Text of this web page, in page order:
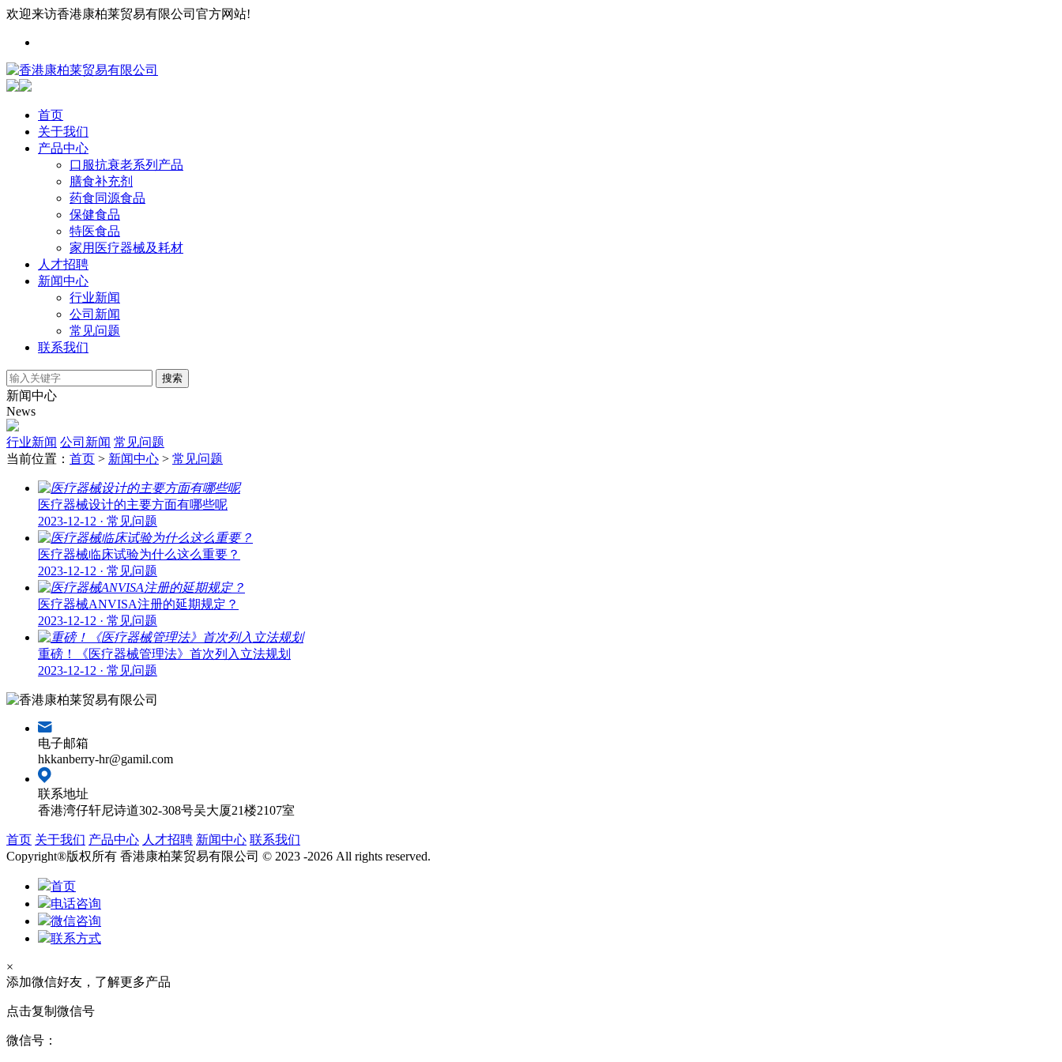
欢迎来访香港康柏莱贸易有限公司官方网站!
首页
关于我们
产品中心
口服抗衰老系列产品
膳食补充剂
药食同源食品
保健食品
特医食品
家用医疗器械及耗材
人才招聘
新闻中心
行业新闻
公司新闻
常见问题
联系我们
搜索
新闻中心
News
行业新闻 公司新闻 常见问题
当前位置： 首页 > 新闻中心 > 常见问题
医疗器械设计的主要方面有哪些呢
2023-12-12 · 常见问题
医疗器械临床试验为什么这么重要？
2023-12-12 · 常见问题
医疗器械ANVISA注册的延期规定？
2023-12-12 · 常见问题
重磅！《医疗器械管理法》首次列入立法规划
2023-12-12 · 常见问题
电子邮箱
hkkanberry-hr@gamil.com
联系地址
香港湾仔轩尼诗道302-308号吴大厦21楼2107室
首页 关于我们 产品中心 人才招聘 新闻中心 联系我们
Copyright®版权所有 香港康柏莱贸易有限公司 © 2023 -2026 All rights reserved.
首页
电话咨询
微信咨询
联系方式
×
添加微信好友，了解更多产品
点击复制微信号
微信号：